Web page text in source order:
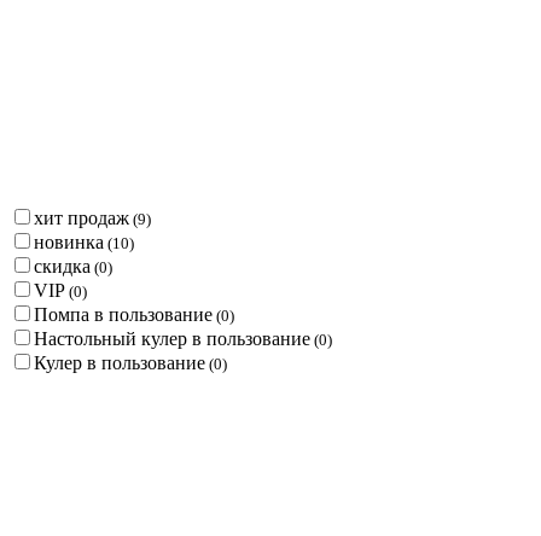
хит продаж (9)
новинка (10)
скидка (0)
VIP (0)
Помпа в пользование (0)
Настольный кулер в пользование (0)
Кулер в пользование (0)